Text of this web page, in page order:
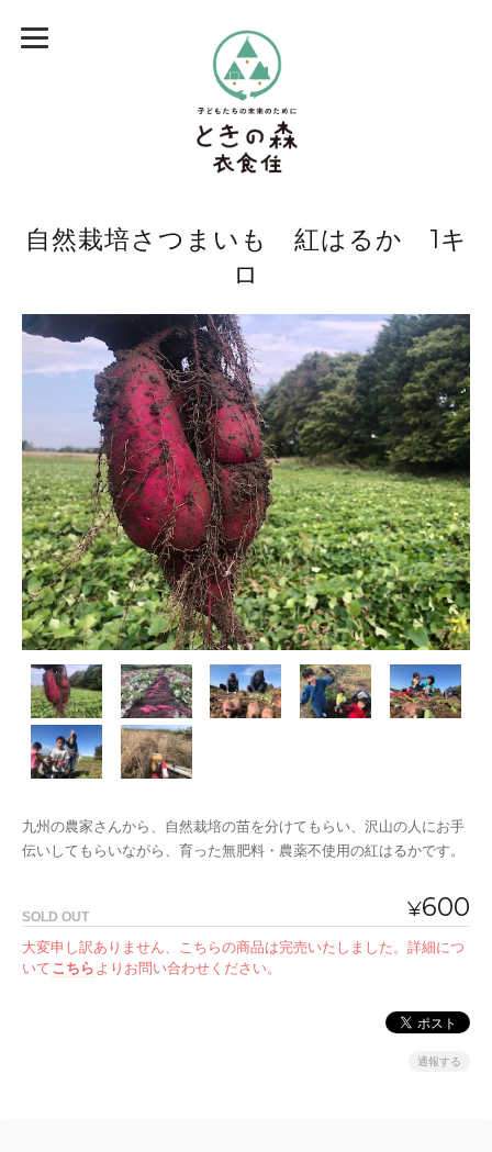
自然栽培さつまいも 紅はるか 1キ
ロ
九州の農家さんから、自然栽培の苗を分けてもらい、沢山の人にお手
伝いしてもらいながら、育った無肥料・農薬不使用の紅はるかです。
¥600
SOLD OUT
大変申し訳ありません、こちらの商品は完売いたしました。詳細につ
いて こちら よりお問い合わせください。
通報する